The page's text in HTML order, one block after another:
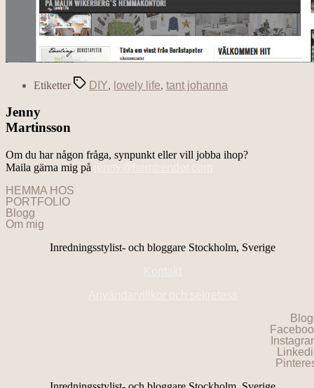
Etiketter DIY, lovely life, tant johanna
Jenny
Martinsson
Om du har någon fråga, synpunkt eller vill jobba ihop?
Maila gärna mig på
HEMMA HOS
PORTFOLIO
Blogg
Om mig
Inredningsstylist- och bloggare Stockholm, Sverige